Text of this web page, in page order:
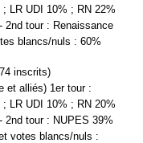
LR UDI 10% ; RN 22%
2nd tour : Renaissance
blancs/nuls : 60%
inscrits)
et alliés) 1er tour :
LR UDI 10% ; RN 20%
2nd tour : NUPES 39%
votes blancs/nuls :